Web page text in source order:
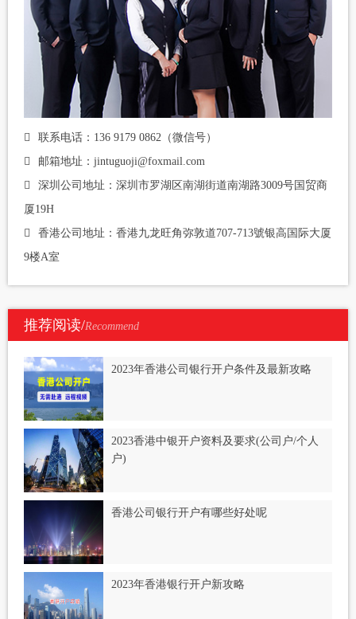
联系电话：136 9179 0862（微信号）
邮箱地址：jintuguoji@foxmail.com
深圳公司地址：深圳市罗湖区南湖街道南湖路3009号国贸商
厦19H
香港公司地址：香港九龙旺角弥敦道707-713號银高国际大厦
9楼A室
推荐阅读/Recommend
2023年香港公司银行开户条件及最新攻略
2023香港中银开户资料及要求(公司户/个人
户)
香港公司银行开户有哪些好处呢
2023年香港银行开户新攻略